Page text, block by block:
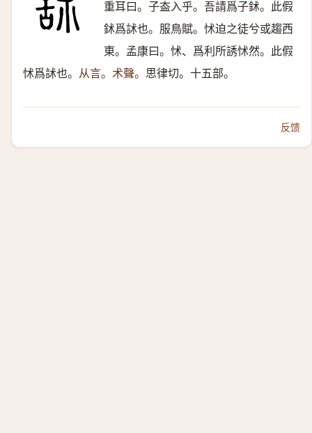
重耳曰。子盇入乎。吾請爲子鉥。此假
鉥爲訹也。服鳥賦。怵迫之徒兮或趨西
東。孟康曰。怵、爲利所誘怵然。此假
怵爲訹也。 从言。术聲。 思律切。十五部。
反馈